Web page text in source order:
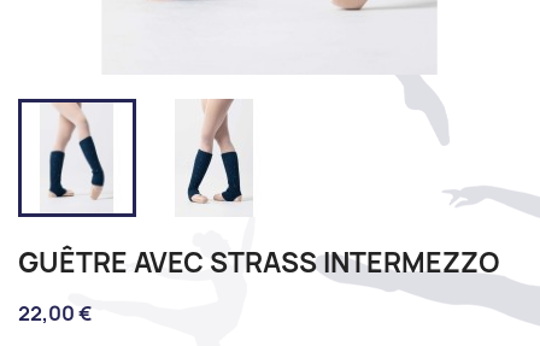
GUÊTRE AVEC STRASS INTERMEZZO
22,00 €